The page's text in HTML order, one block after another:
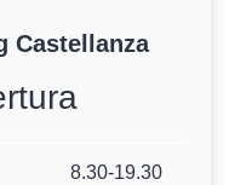
Castellanza
8.30-19.30